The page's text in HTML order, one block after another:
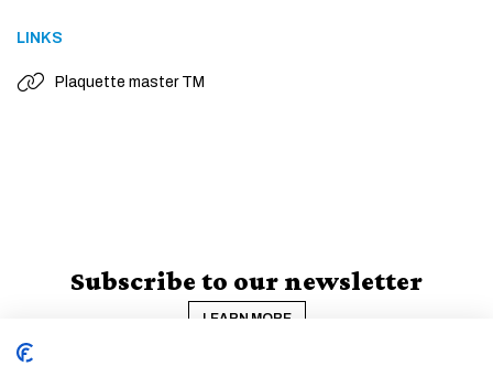
LINKS
Plaquette master TM
Subscribe to our newsletter
LEARN MORE